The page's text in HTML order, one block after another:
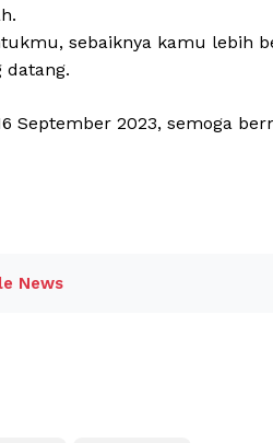
sebaiknya kamu lebih
datang.
September 2023, semoga
News